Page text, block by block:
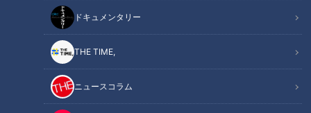
ドキュメンタリー
THE TIME,
ニュースコラム
ストーリーは、吉本が結婚式を控えた新婦で控え室にいる所に
鶴瓶が入ってくるところからスタートした。吉本は鶴瓶を見
て、「お義父さん？お義父さんでしょ。」と直感する。鶴瓶
は、新郎の父親である。訳あって家族とは離ればなれの生活を
しているらしい。しかし、結婚することを聞きつけた鶴瓶は、
身の回りを整えて式場に駆けつけてきたのである。